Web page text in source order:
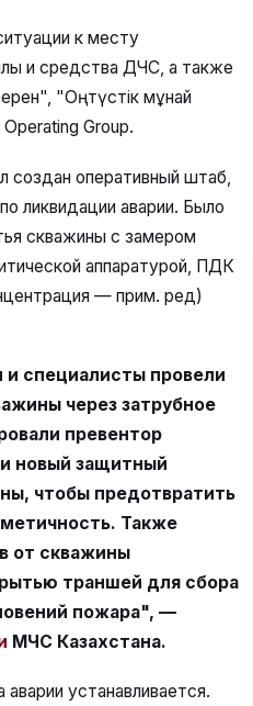
к месту
и средства ДЧС, а также
"Оңтүстік мұнай
Group.
оперативный штаб,
ликвидации аварии. Было
скважины с замером
аппаратурой, ПДК
— прим. ред)
специалисты провели
через затрубное
превентор
новый защитный
чтобы предотвратить
Также
от скважины
траншей для сбора
пожара", —
МЧС Казахстана.
устанавливается.